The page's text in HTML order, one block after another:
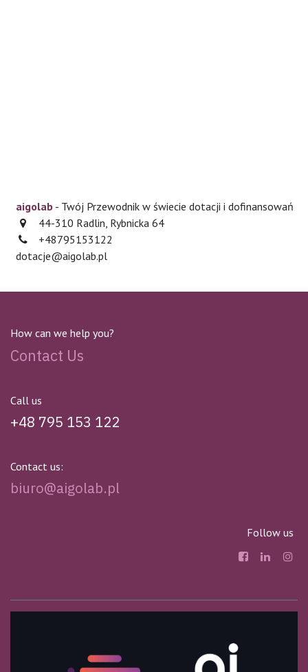
aigolab - Twój Przewodnik w świecie dotacji i dofinansowań
44-310 Radlin, Rybnicka 64
+48795153122
dotacje@aigolab.pl
How can we help you?
Contact Us
Call us
+48 795 153 122
Contact us:
biuro@aigolab.pl
Follow us